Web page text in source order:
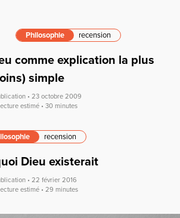
Philosophie recension
comme explication la plus
simple
• 23 octobre 2009
estimé • 30 minutes
recension
Dieu existerait
• 22 février 2016
estimé • 29 minutes